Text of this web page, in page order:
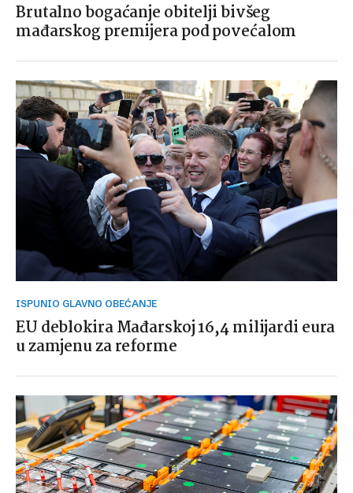
Brutalno bogaćanje obitelji bivšeg
mađarskog premijera pod povećalom
ISPUNIO GLAVNO OBEĆANJE
EU deblokira Mađarskoj 16,4 milijardi eura
u zamjenu za reforme